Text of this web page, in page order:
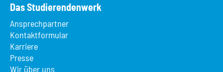
Das Studierendenwerk
Ansprechpartner
Kontaktformular
Karriere
Presse
Wir über uns